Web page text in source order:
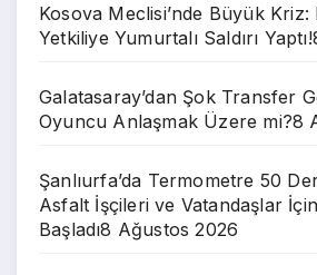
Kosova Meclisi’nde Büyük
Yetkiliye Yumurtalı Saldırı Yaptı!
Galatasaray’dan Şok Transfer
Oyuncu Anlaşmak Üzere mi?8
Şanlıurfa’da Termometre 50
Asfalt İşçileri ve Vatandaşlar
Başladı8 Ağustos 2026